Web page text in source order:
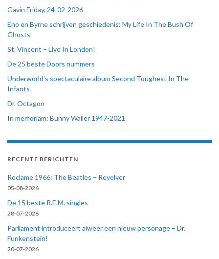
Gavin Friday, 24-02-2026
Eno en Byrne schrijven geschiedenis: My Life In The Bush Of
Ghosts
St. Vincent – Live In London!
De 25 beste Doors nummers
Underworld’s spectaculaire album Second Toughest In The
Infants
Dr. Octagon
In memoriam: Bunny Wailer 1947-2021
RECENTE BERICHTEN
Reclame 1966: The Beatles – Revolver
05-08-2026
De 15 beste R.E.M. singles
28-07-2026
Parliament introduceert alweer een nieuw personage – Dr.
Funkenstein!
20-07-2026